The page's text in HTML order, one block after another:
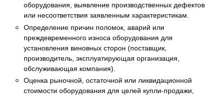
оборудования, выявление производственных дефектов
или несоответствия заявленным характеристикам.
Определение причин поломок, аварий или
преждевременного износа оборудования для
установления виновных сторон (поставщик,
производитель, эксплуатирующая организация,
обслуживающая компания).
Оценка рыночной, остаточной или ликвидационной
стоимости оборудования для целей купли-продажи,